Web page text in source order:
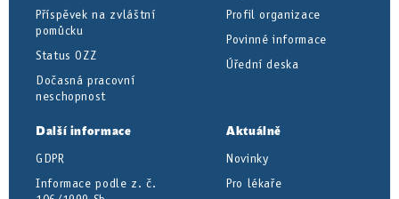
Příspěvek na zvláštní
pomůcku
Status OZZ
Dočasná pracovní
neschopnost
Profil organizace
Povinné informace
Úřední deska
Další informace
GDPR
Informace podle z. č.
Aktuálně
Novinky
Pro lékaře